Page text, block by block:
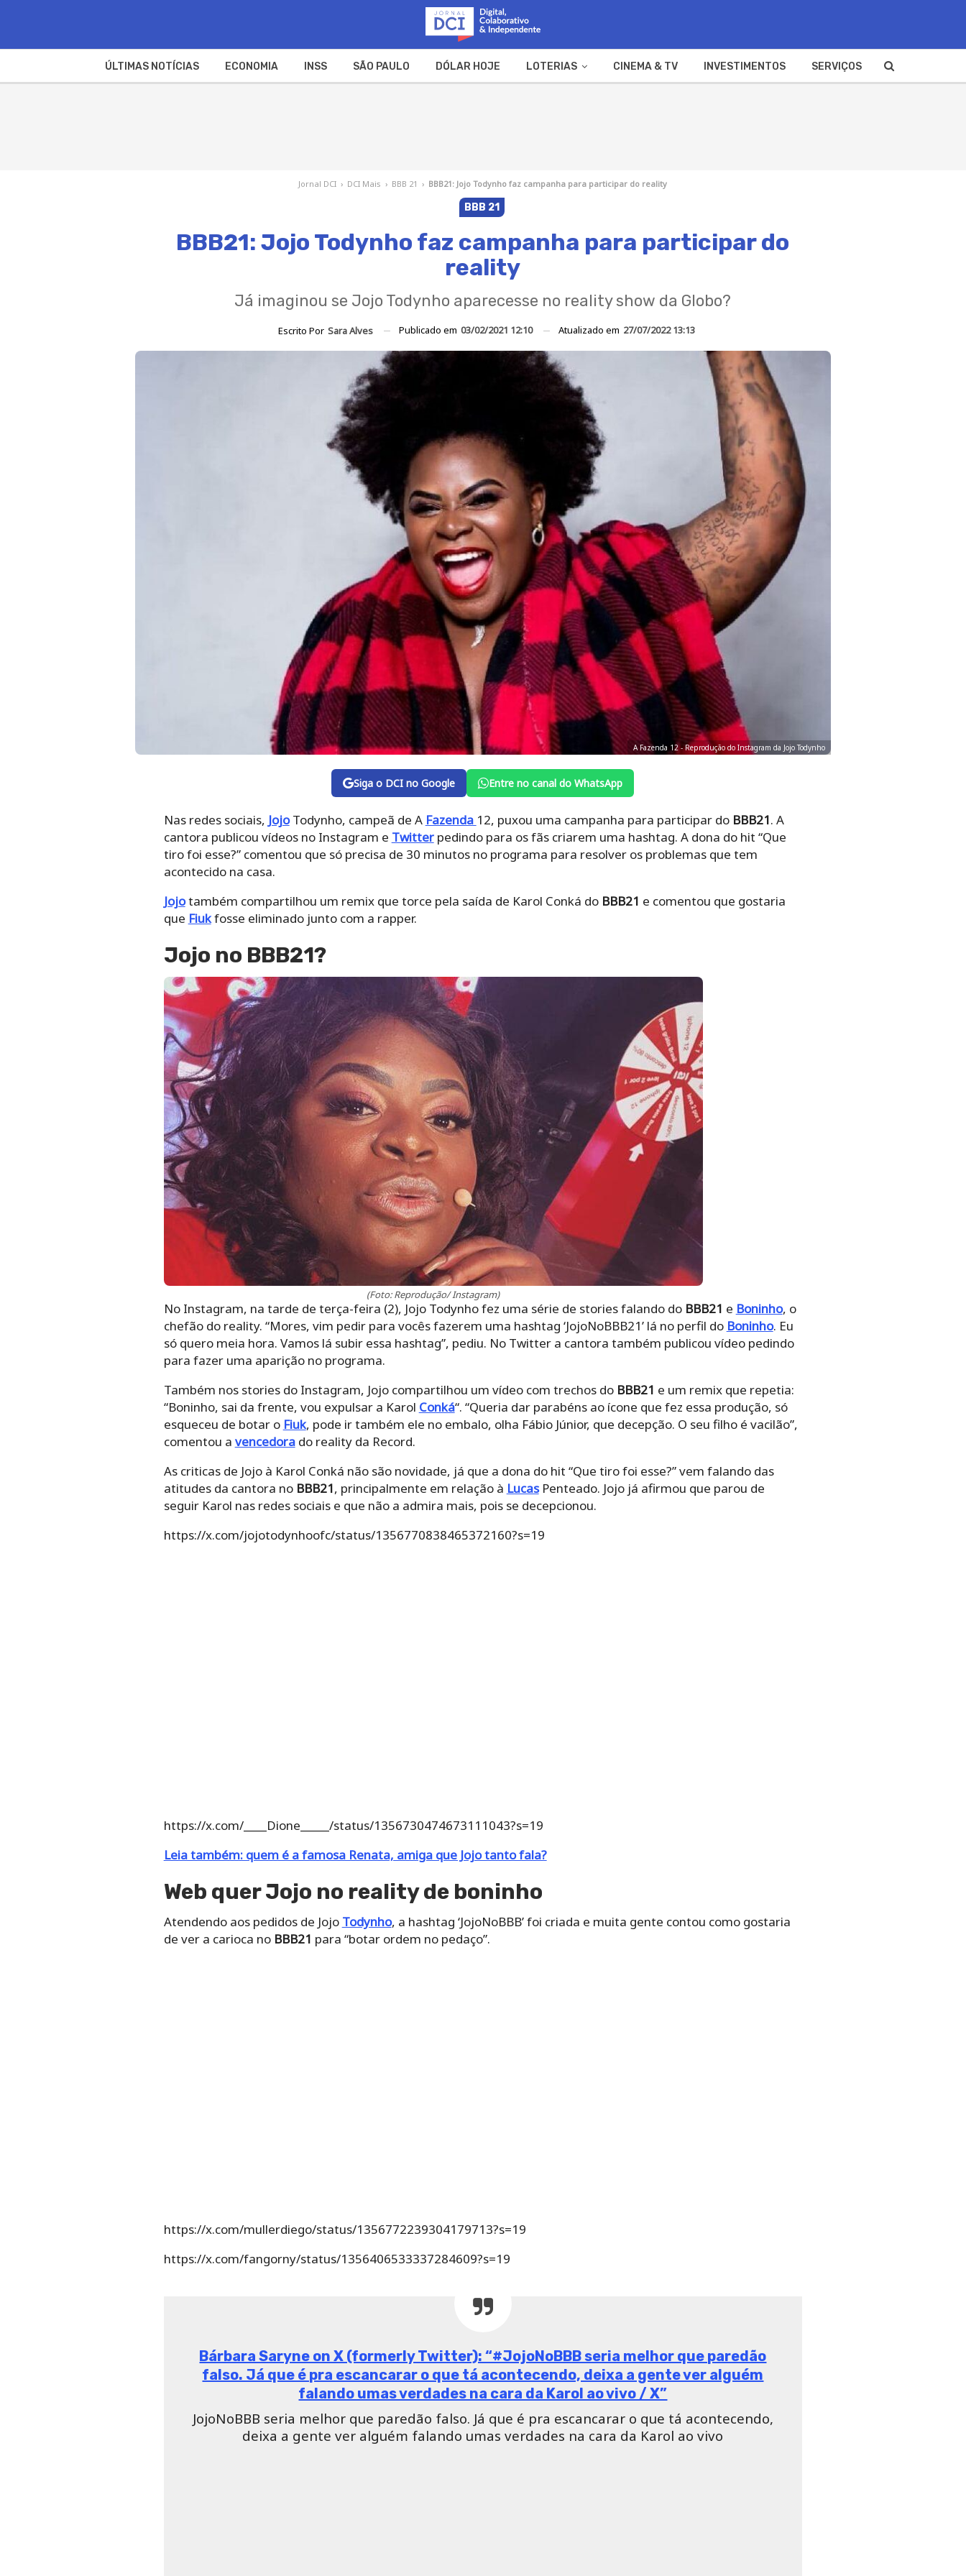
ÚLTIMAS NOTÍCIAS ECONOMIA INSS SÃO PAULO DÓLAR HOJE LOTERIAS CINEMA & TV INVESTIMENTOS SERVIÇOS
Jornal DCI › DCI Mais › BBB 21 › BBB21: Jojo Todynho faz campanha para participar do reality
BBB 21
BBB21: Jojo Todynho faz campanha para participar do
reality
Já imaginou se Jojo Todynho aparecesse no reality show da Globo?
Escrito Por Sara Alves Publicado em 03/02/2021 12:10 Atualizado em 27/07/2022 13:13
A Fazenda 12 - Reprodução do Instagram da Jojo Todynho
Siga o DCI no Google Entre no canal do WhatsApp
Nas redes sociais, JojoTodynho, campeã de A Fazenda 12, puxou uma campanha para participar do BBB21. A
cantora publicou vídeos no Instagram e Twitterpedindo para os fãs criarem uma hashtag. A dona do hit “Que
tiro foi esse?” comentou que só precisa de 30 minutos no programa para resolver os problemas que tem
acontecido na casa.
Jojotambém compartilhou um remix que torce pela saída de Karol Conká do BBB21 e comentou que gostaria
que Fiukfosse eliminado junto com a rapper.
Jojo no BBB21?
(Foto: Reprodução/ Instagram)
No Instagram, na tarde de terça-feira (2), Jojo Todynho fez uma série de stories falando do BBB21 e Boninho, o
chefão do reality. “Mores, vim pedir para vocês fazerem uma hashtag ‘JojoNoBBB21’ lá no perfil do Boninho. Eu
só quero meia hora. Vamos lá subir essa hashtag”, pediu. No Twitter a cantora também publicou vídeo pedindo
para fazer uma aparição no programa.
Também nos stories do Instagram, Jojo compartilhou um vídeo com trechos do BBB21 e um remix que repetia:
“Boninho, sai da frente, vou expulsar a Karol Conká“. “Queria dar parabéns ao ícone que fez essa produção, só
esqueceu de botar o Fiuk, pode ir também ele no embalo, olha Fábio Júnior, que decepção. O seu filho é vacilão”,
comentou a vencedorado reality da Record.
As criticas de Jojo à Karol Conká não são novidade, já que a dona do hit “Que tiro foi esse?” vem falando das
atitudes da cantora no BBB21, principalmente em relação à LucasPenteado. Jojo já afirmou que parou de
seguir Karol nas redes sociais e que não a admira mais, pois se decepcionou.
https://x.com/jojotodynhoofc/status/1356770838465372160?s=19
https://x.com/____Dione_____/status/1356730474673111043?s=19
Leia também: quem é a famosa Renata, amiga que Jojo tanto fala?
Web quer Jojo no reality de boninho
Atendendo aos pedidos de Jojo Todynho, a hashtag ‘JojoNoBBB’ foi criada e muita gente contou como gostaria
de ver a carioca no BBB21 para “botar ordem no pedaço”.
https://x.com/mullerdiego/status/1356772239304179713?s=19
https://x.com/fangorny/status/1356406533337284609?s=19
Bárbara Saryne on X (formerly Twitter): “#JojoNoBBB seria melhor que paredão
falso. Já que é pra escancarar o que tá acontecendo, deixa a gente ver alguém
falando umas verdades na cara da Karol ao vivo / X”
JojoNoBBB seria melhor que paredão falso. Já que é pra escancarar o que tá acontecendo,
deixa a gente ver alguém falando umas verdades na cara da Karol ao vivo